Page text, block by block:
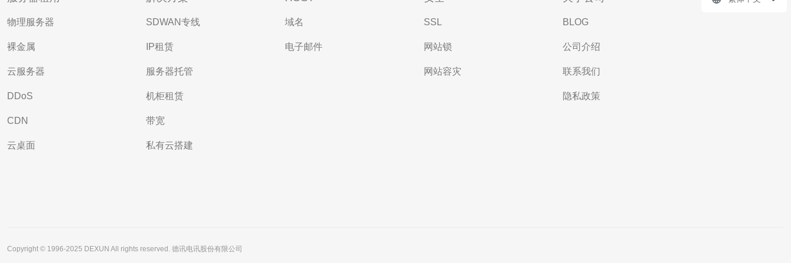
物理服务器
裸金属
云服务器
DDoS
CDN
云桌面
SDWAN专线
IP租赁
服务器托管
机柜租赁
带宽
私有云搭建
域名
电子邮件
SSL
网站锁
网站容灾
BLOG
公司介绍
联系我们
隐私政策
Copyright © 1996-2025 DEXUN All rights reserved. 德讯电讯股份有限公司